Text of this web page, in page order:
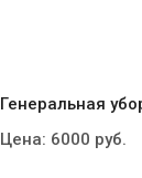
Генеральная
Цена: 6000 руб.